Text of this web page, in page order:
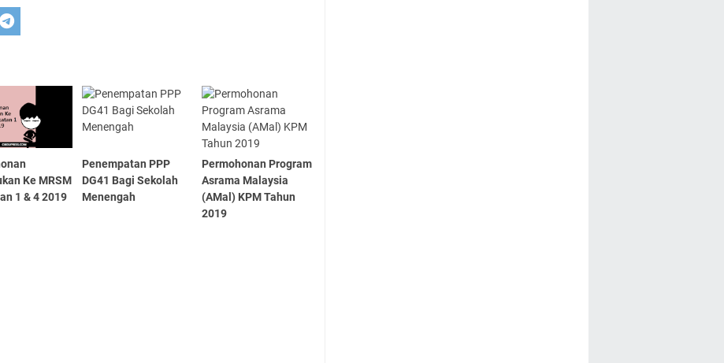
Ke MRSM
1 & 4 2019
Penempatan PPP
DG41 Bagi Sekolah
Menengah
Permohonan Program
Asrama Malaysia
(AMal) KPM Tahun
2019